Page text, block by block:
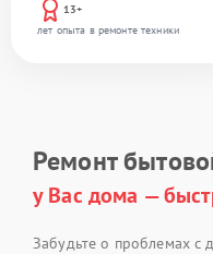
13+
лет опыта в ремонте техники
Ремонт
у Вас дома —
Забудьте о проблемах с